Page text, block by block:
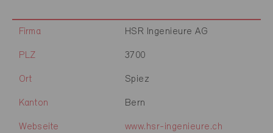
Firma HSR Ingenieure AG
PLZ 3700
Ort Spiez
Kanton Bern
Webseite www.hsr-ingenieure.ch